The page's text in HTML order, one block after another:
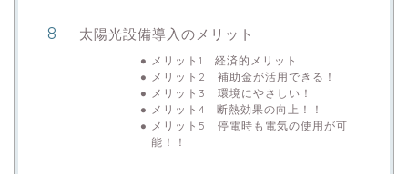
太陽光設備導入のメリット
メリット1 経済的メリット
メリット2 補助金が活用できる！
メリット3 環境にやさしい！
メリット4 断熱効果の向上！！
メリット5 停電時も電気の使用が可
能！！